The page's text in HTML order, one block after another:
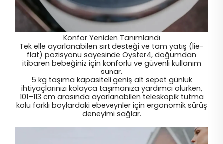
Konfor Yeniden Tanımlandı
Tek elle ayarlanabilen sırt desteği ve tam yatış (lie-
flat) pozisyonu sayesinde Oyster4, doğumdan
itibaren bebeğiniz için konforlu ve güvenli kullanım
sunar.
5 kg taşıma kapasiteli geniş alt sepet günlük
ihtiyaçlarınızı kolayca taşımanıza yardımcı olurken,
101–113 cm arasında ayarlanabilen teleskopik tutma
kolu farklı boylardaki ebeveynler için ergonomik sürüş
deneyimi sağlar.